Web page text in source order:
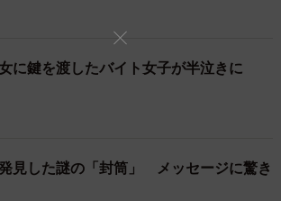
じゃなくてさ。
に鍵を渡したバイト女子が半泣きに
見した謎の「封筒」 メッセージに驚き